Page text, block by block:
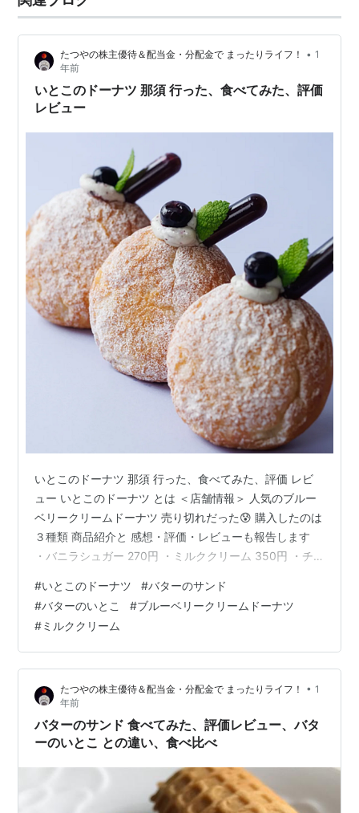
たつやの株主優待＆配当金・分配金で まったりライフ！ • 1
年前
いとこのドーナツ 那須 行った、食べてみた、評価
レビュー
いとこのドーナツ 那須 行った、食べてみた、評価 レビ
ュー いとこのドーナツ とは ＜店舗情報＞ 人気のブルー
ベリークリームドーナツ 売り切れだった😰 購入したのは
３種類 商品紹介と 感想・評価・レビューも報告します
・バニラシュガー 270円 ・ミルククリーム 350円 ・チ
と「バターのいとこ」食べ比べてみました 【公式】
GOOD NEWSさんから いいね❤️ いただきました👇 最後
に いとこのドーナツ 那須 行った、食べてみた、評価 レ
ビュー この記事では、栃木県の那須にある「いとこのド
ーナツ」へ行って、いとこのドーナツをテイクア…
#いとこのドーナツ #バターのサンド
#バターのいとこ #ブルーベリークリームドーナツ
#ミルククリーム
たつやの株主優待＆配当金・分配金で まったりライフ！ • 1
年前
バターのサンド 食べてみた、評価レビュー、バタ
ーのいとこ との違い、食べ比べ